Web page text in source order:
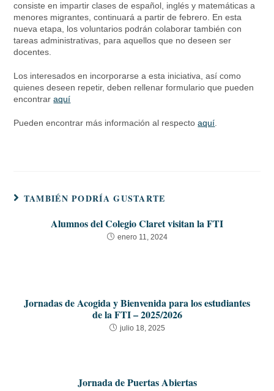
consiste en impartir clases de español, inglés y matemáticas a
menores migrantes, continuará a partir de febrero. En esta
nueva etapa, los voluntarios podrán colaborar también con
tareas administrativas, para aquellos que no deseen ser
docentes.
Los interesados en incorporarse a esta iniciativa, así como
quienes deseen repetir, deben rellenar formulario que pueden
encontraraquí
Pueden encontrar más información al respectoaquí.
TAMBIÉN PODRÍA GUSTARTE
Alumnos del Colegio Claret visitan la FTI
enero 11, 2024
Jornadas de Acogida y Bienvenida para los estudiantes
de la FTI – 2025/2026
julio 18, 2025
Jornada de Puertas Abiertas